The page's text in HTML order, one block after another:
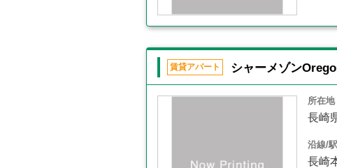
賃貸アパート シャーメゾン
所在地
長崎
沿線/
長崎